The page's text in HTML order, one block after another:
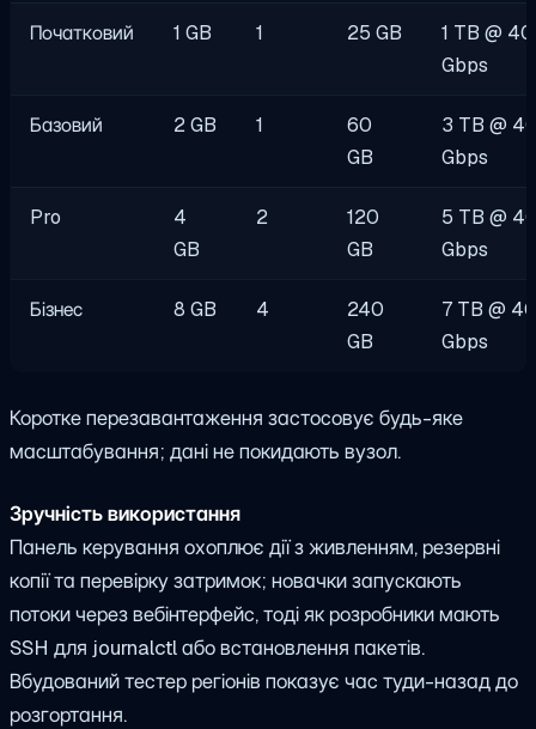
Початковий 1 GB 1 25 GB
1 TB @ 40
Gbps
Базовий 2 GB 1
60
GB
3 TB @
Gbps
Pro
4
GB
2
120
GB
5 TB @
Gbps
Бізнес 8 GB 4
240
GB
7 TB @
Gbps
Коротке перезавантаження застосовує будь-яке
масштабування; дані не покидають вузол.
Зручність використання
Панель керування охоплює дії з живленням, резервні
копії та перевірку затримок; новачки запускають
потоки через вебінтерфейс, тоді як розробники мають
SSH для journalctl або встановлення пакетів.
Вбудований тестер регіонів показує час туди-назад до
розгортання.